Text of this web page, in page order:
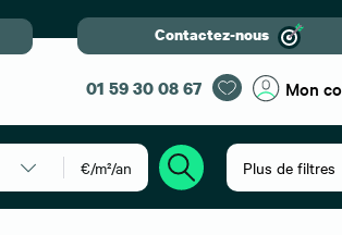
Contactez-nous
01 59 30 08 67 Mon
€/m²/an Plus de filtres